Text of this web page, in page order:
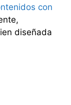
con
diseñada